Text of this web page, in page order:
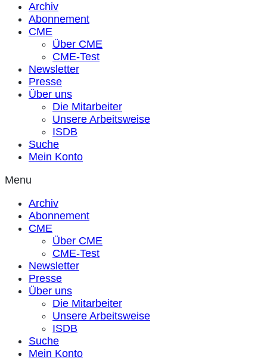
Archiv
Abonnement
CME
Über CME
CME-Test
Newsletter
Presse
Über uns
Die Mitarbeiter
Unsere Arbeitsweise
ISDB
Suche
Mein Konto
Menu
Archiv
Abonnement
CME
Über CME
CME-Test
Newsletter
Presse
Über uns
Die Mitarbeiter
Unsere Arbeitsweise
ISDB
Suche
Mein Konto